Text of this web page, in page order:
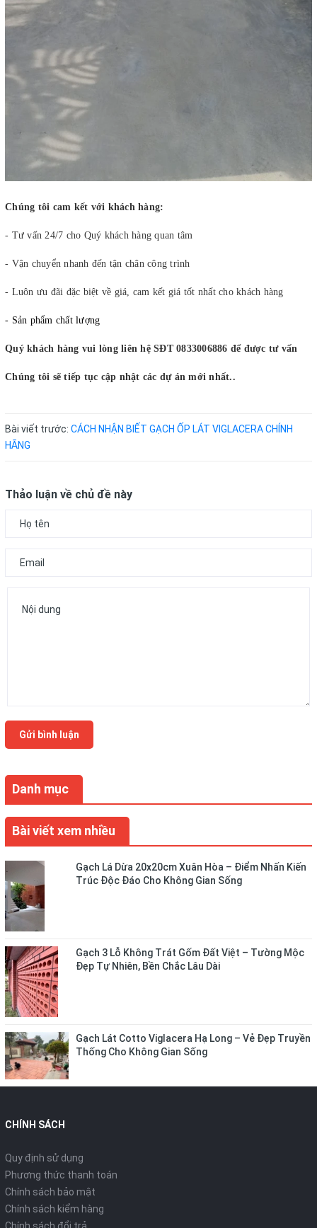
Danh mục
Bài viết xem nhiều
Gạch Lá Dừa 20x20cm Xuân Hòa – Điểm Nhấn Kiến
Trúc Độc Đáo Cho Không Gian Sống
Gạch 3 Lỗ Không Trát Gốm Đất Việt – Tường Mộc
Đẹp Tự Nhiên, Bền Chắc Lâu Dài
Gạch Lát Cotto Viglacera Hạ Long – Vẻ Đẹp Truyền
Thống Cho Không Gian Sống
Chúng tôi cam kết với khách hàng:
- Tư vấn 24/7 cho Quý khách hàng quan tâm
- Vận chuyển nhanh đến tận chân công trình
- Luôn ưu đãi đặc biệt về giá, cam kết giá tốt nhất cho khách hàng
- Sản phẩm chất lượng
Quý khách hàng vui lòng liên hệ SĐT 0833006886 để được tư vấn
Chúng tôi sẽ tiếp tục cập nhật các dự án mới nhất..
Bài viết trước: CÁCH NHẬN BIẾT GẠCH ỐP LÁT VIGLACERA CHÍNH
HÃNG
Thảo luận về chủ đề này
Gửi bình luận
CHÍNH SÁCH
Quy định sử dụng
Phương thức thanh toán
Chính sách bảo mật
Chính sách kiểm hàng